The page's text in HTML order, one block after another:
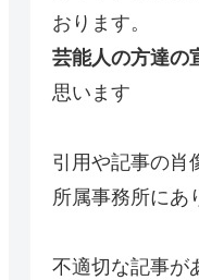
おります。
芸能人の方達の
思います
引用や記事の肖
所属事務所にあ
不適切な記事が